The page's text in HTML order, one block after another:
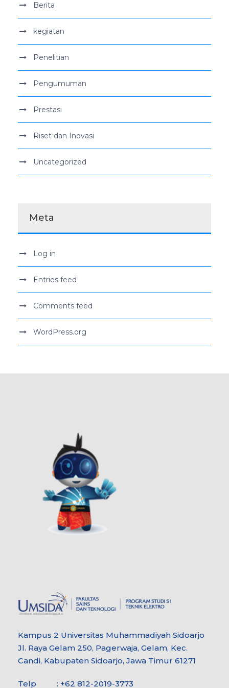
Berita
kegiatan
Penelitian
Pengumuman
Prestasi
Riset dan Inovasi
Uncategorized
Meta
Log in
Entries feed
Comments feed
WordPress.org
Kampus 2 Universitas Muhammadiyah Sidoarjo
Jl. Raya Gelam 250, Pagerwaja, Gelam, Kec.
Candi, Kabupaten Sidoarjo, Jawa Timur 61271
Telp : +62 812-2019-3773